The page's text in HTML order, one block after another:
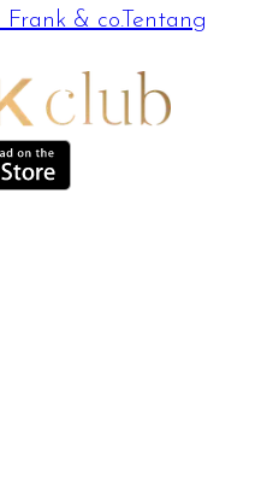
Frank & co.Tentang